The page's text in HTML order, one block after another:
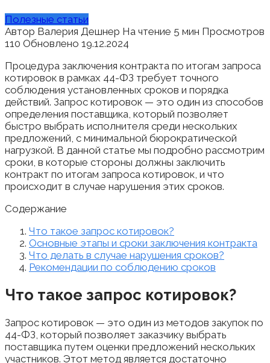
Полезные статьи
Автор Валерия Дешнер На чтение 5 мин Просмотров
110 Обновлено 19.12.2024
Процедура заключения контракта по итогам запроса
котировок в рамках 44-ФЗ требует точного
соблюдения установленных сроков и порядка
действий. Запрос котировок — это один из способов
определения поставщика, который позволяет
быстро выбрать исполнителя среди нескольких
предложений, с минимальной бюрократической
нагрузкой. В данной статье мы подробно рассмотрим
сроки, в которые стороны должны заключить
контракт по итогам запроса котировок, и что
происходит в случае нарушения этих сроков.
Содержание
Что такое запрос котировок?
Основные этапы и сроки заключения контракта
Что делать в случае нарушения сроков?
Рекомендации по соблюдению сроков
Что такое запрос котировок?
Запрос котировок — это один из методов закупок по
44-ФЗ, который позволяет заказчику выбрать
поставщика путем оценки предложений нескольких
участников. Этот метод является достаточно